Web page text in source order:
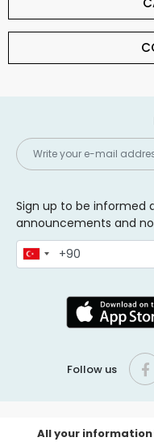
Sign up to be informed
announcements and
Follow us
All your